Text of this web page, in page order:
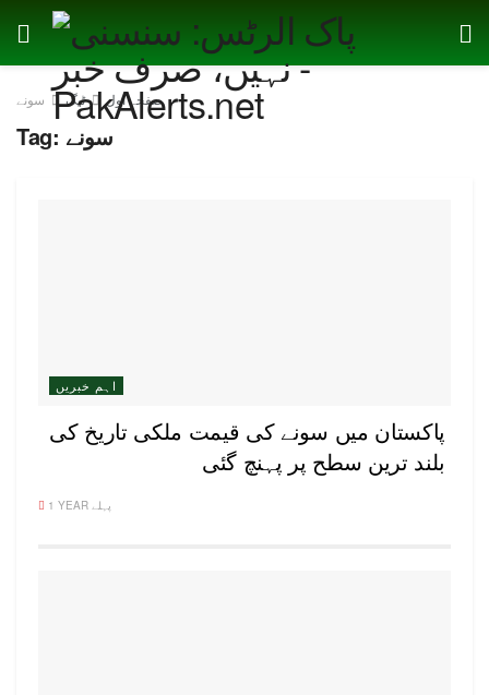
صفحہ اول ٹیگ سونے
Tag: سونے
اہم خبریں
پاکستان میں سونے کی قیمت ملکی تاریخ کی
بلند ترین سطح پر پہنچ گئی
1 YEAR پہلے